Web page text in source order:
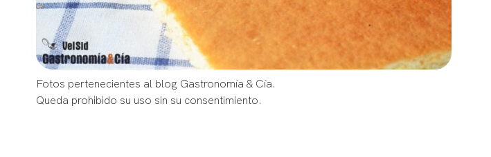
Fotos pertenecientes al blog Gastronomía & Cía.
Queda prohibido su uso sin su consentimiento.